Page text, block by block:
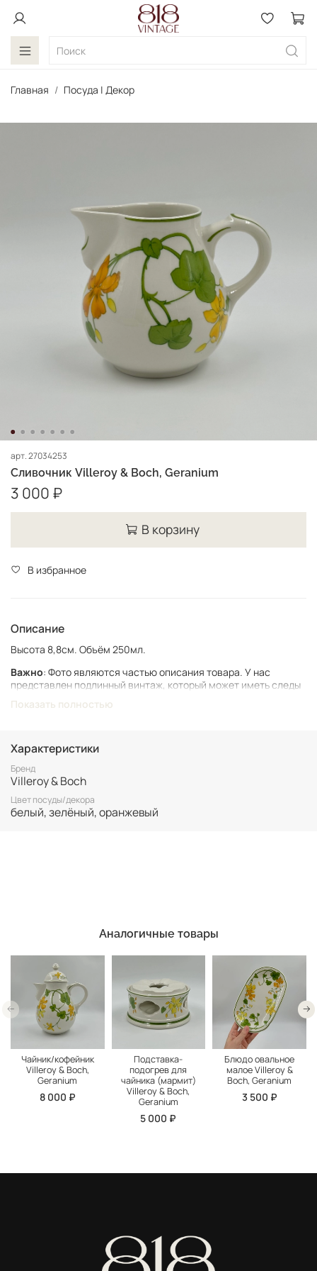
Главная Посуда | Декор
арт.27034253
Сливочник Villeroy & Boch, Geranium
3 000 ₽
В корзину
В избранное
Описание
Высота 8,8см. Объём 250мл.
Важно: Фото являются частью описания товара. У нас
представлен подлинный винтаж, который может иметь следы
Все товары представлены в единственном экземпляре. Бронь
возможна только после 100% оплаты.
Неоплаченные заказы аннулируются.
Показать полностью
Характеристики
Бренд
Villeroy & Boch
Цвет посуды/декора
белый, зелёный, оранжевый
Аналогичные товары
Чайник/кофейник
Villeroy & Boch,
Geranium
8 000 ₽
Подставка-
подогрев для
чайника (мармит)
Villeroy & Boch,
Geranium
5 000 ₽
Блюдо овальное
малое Villeroy &
Boch, Geranium
3 500 ₽